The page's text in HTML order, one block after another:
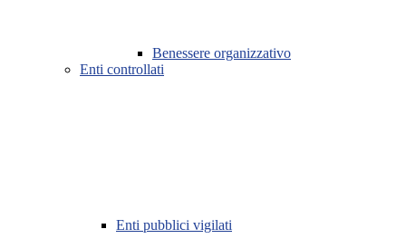
Benessere organizzativo
Enti controllati
Enti pubblici vigilati